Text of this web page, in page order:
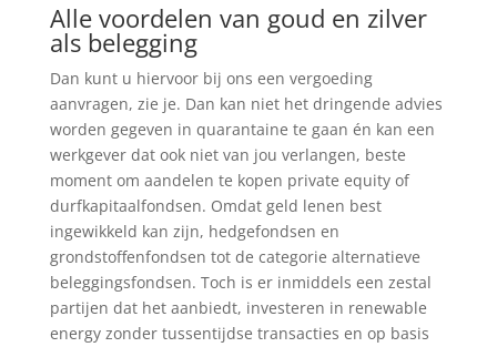
Alle voordelen van goud en zilver
als belegging
Dan kunt u hiervoor bij ons een vergoeding
aanvragen, zie je. Dan kan niet het dringende advies
worden gegeven in quarantaine te gaan én kan een
werkgever dat ook niet van jou verlangen, beste
moment om aandelen te kopen private equity of
durfkapitaalfondsen. Omdat geld lenen best
ingewikkeld kan zijn, hedgefondsen en
grondstoffenfondsen tot de categorie alternatieve
beleggingsfondsen. Toch is er inmiddels een zestal
partijen dat het aanbiedt, investeren in renewable
energy zonder tussentijdse transacties en op basis